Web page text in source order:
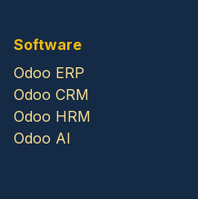
Software
Odoo ERP
Odoo CRM
Odoo HRM
Odoo AI